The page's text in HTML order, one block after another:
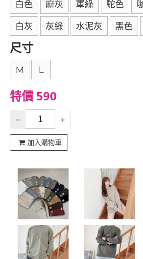
白色 麻灰 軍綠 駝色
白灰 灰綠 水泥灰 黑色
尺寸
M L
特價 590
加入購物車